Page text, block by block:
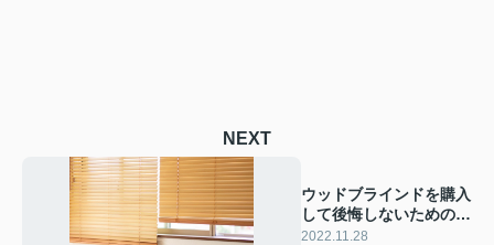
NEXT
ウッドブラインドを購入
して後悔しないためのポ
イントとは？
2022.11.28